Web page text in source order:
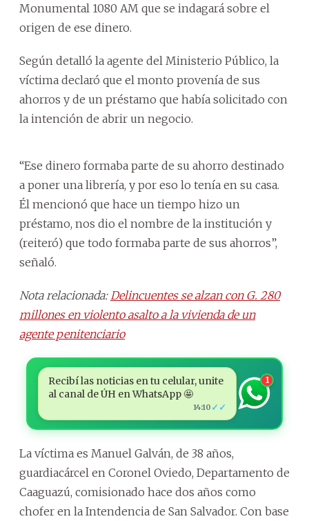
Monumental 1080 AM que se indagará sobre el
origen de ese dinero.
Según detalló la agente del Ministerio Público, la
víctima declaró que el monto provenía de sus
ahorros y de un préstamo que había solicitado con
la intención de abrir un negocio.
“Ese dinero formaba parte de su ahorro destinado
a poner una librería, y por eso lo tenía en su casa.
Él mencionó que hace un tiempo hizo un
préstamo, nos dio el nombre de la institución y
(reiteró) que todo formaba parte de sus ahorros”,
señaló.
Nota relacionada: Delincuentes se alzan con G. 280
millones en violento asalto a la vivienda de un
agente penitenciario
Recibí las noticias en tu celular, unite
al canal de ÚH en WhatsApp 🤩
14:10 ✓✓
1
La víctima es Manuel Galván, de 38 años,
guardiacárcel en Coronel Oviedo, Departamento de
Caaguazú, comisionado hace dos años como
chofer en la Intendencia de San Salvador. Con base